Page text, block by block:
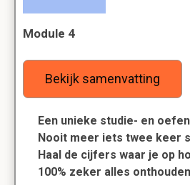
Module 4
Bekijk samenvatting
Een unieke studie- en
Nooit meer iets twee keer
Haal de cijfers waar je op
100% zeker alles onthouden